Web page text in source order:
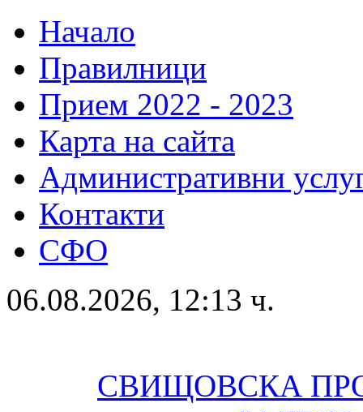
Начало
Правилници
Прием 2022 - 2023
Карта на сайта
Административни
Контакти
СФО
06.08.2026, 12:13 ч.
СВИЩОВСКА